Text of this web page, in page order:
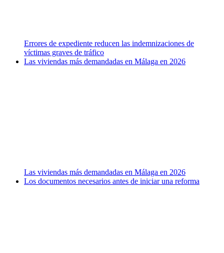
Errores de expediente reducen las indemnizaciones de
víctimas graves de tráfico
Las viviendas más demandadas en Málaga en 2026
Las viviendas más demandadas en Málaga en 2026
Los documentos necesarios antes de iniciar una reforma